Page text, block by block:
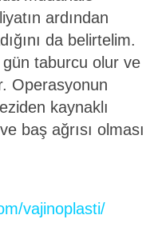
ardından
da belirtelim.
taburcu olur ve
Operasyonun
kaynaklı
baş ağrısı olması
vajinoplasti/